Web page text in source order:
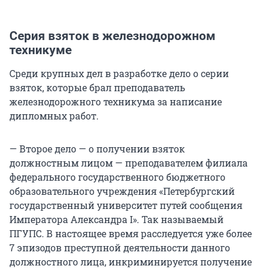
Серия взяток в железнодорожном
техникуме
Среди крупных дел в разработке дело о серии
взяток, которые брал преподаватель
железнодорожного техникума за написание
дипломных работ.
— Второе дело — о получении взяток
должностным лицом — преподавателем филиала
федерального государственного бюджетного
образовательного учреждения «Петербургский
государственный университет путей сообщения
Императора Александра I». Так называемый
ПГУПС. В настоящее время расследуется уже более
7 эпизодов преступной деятельности данного
должностного лица, инкриминируется получение